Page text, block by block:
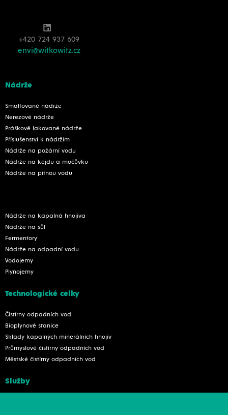
+420 724 937 609
envi@witkowitz.cz
Nádrže
Smaltované nádrže
Nerezové nádrže
Práškově lakované nádrže
Příslušenství k nádržím
Nádrže na požární vodu
Nádrže na kejdu a močůvku
Nádrže na pitnou vodu
Nádrže na kapalná hnojiva
Nádrže na sůl
Fermentory
Nádrže na odpadní vodu
Vodojemy
Plynojemy
Technologické celky
Čistírny odpadních vod
Bioplynové stanice
Sklady kapalných minerálních hnojiv
Průmyslové čistírny odpadních vod
Městské čistírny odpadních vod
Služby